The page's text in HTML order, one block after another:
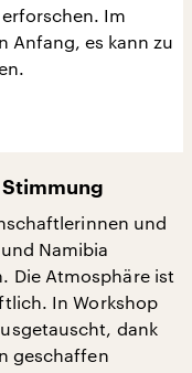
Im
Anfang, es kann zu
und
Namibia
Die Atmosphäre ist
In Workshop
dank
geschaffen